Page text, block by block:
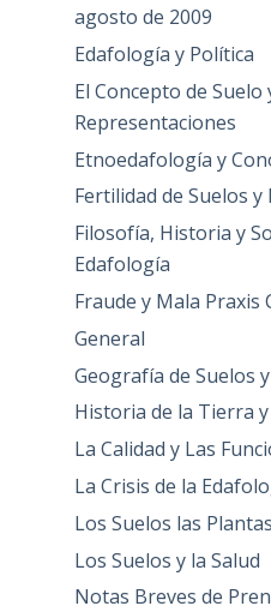
agosto de 2009
Edafología y Política
El Concepto de Suelo
Representaciones
Etnoedafología y
Fertilidad de Suelos
Filosofía, Historia y
Edafología
Fraude y Mala Praxis
General
Geografía de Suelos
Historia de la Tierra y
La Calidad y Las
La Crisis de la
Los Suelos las
Los Suelos y la Salud
Notas Breves de